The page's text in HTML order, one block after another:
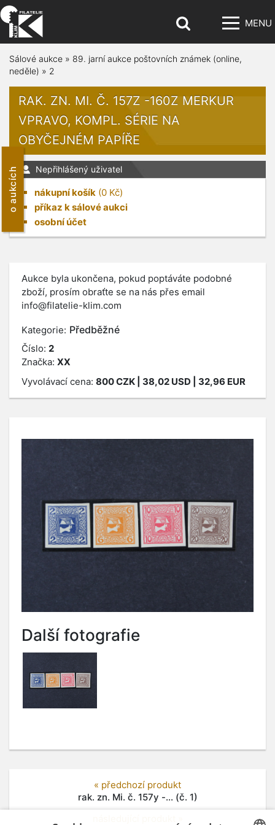
MENU
o aukcích
Sálové aukce » 89. jarní aukce poštovních známek (online,
neděle) » 2
RAK. ZN. MI. Č. 157Z -160Z MERKUR
VPRAVO, KOMPL. SÉRIE NA
OBYČEJNÉM PAPÍŘE
Nepřihlášený uživatel
nákupní košík (0 Kč)
příkaz k sálové aukci
osobní účet
Aukce byla ukončena, pokud poptáváte podobné
zboží, prosím obraťte se na nás přes email
info@filatelie-klim.com
Kategorie: Předběžné
Číslo: 2
Značka: XX
Vyvolávací cena: 800CZK | 38,02 USD | 32,96 EUR
Další fotografie
« předchozí produkt
rak. zn. Mi. č. 157y -... (č. 1)